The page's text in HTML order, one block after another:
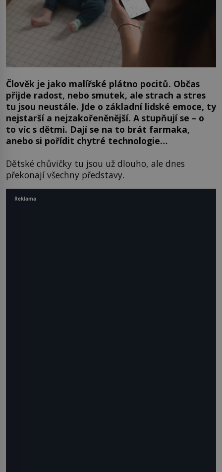
Člověk je jako malířské plátno pocitů. Občas
přijde radost, nebo smutek, ale strach a stres
tu jsou neustále. Jde o základní lidské emoce, ty
nejstarší a nejzakořeněnější. A stupňují se – o
to víc s dětmi. Dají se na to brát farmaka,
anebo si pořídit chytré technologie…
Dětské chůvičky tu jsou už dlouho, ale dnes
překonají všechny představy.
Reklama